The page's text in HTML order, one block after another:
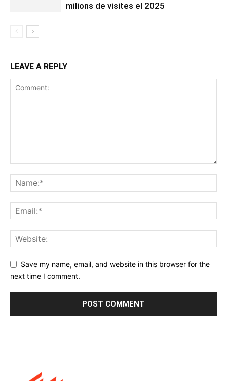
milions de visites el 2025
LEAVE A REPLY
Save my name, email, and website in this browser for the
next time I comment.